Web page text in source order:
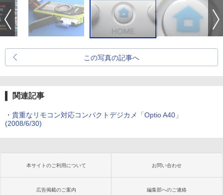
この写真の記事へ
関連記事
・ 貴重なリモコン対応コンパクトデジカメ「Optio A40」
(2008/6/30)
本サイトのご利用について お問い合わせ
広告掲載のご案内 編集部へのご連絡